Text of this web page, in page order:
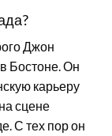
Джон
Бостоне. Он
карьеру
сцене
С тех пор он